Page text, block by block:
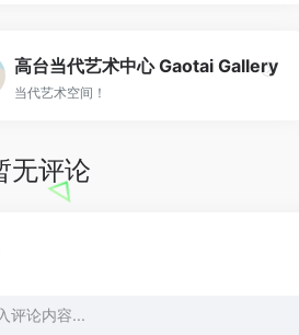
高台当代艺术中心 Gaotai Gallery
当代艺术空间！
无评论